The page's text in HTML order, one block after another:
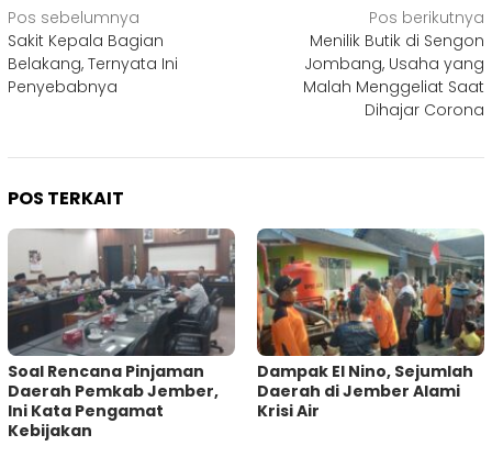
Navigasi
pos
Pos sebelumnya
Sakit Kepala Bagian
Belakang, Ternyata Ini
Penyebabnya
Pos berikutnya
Menilik Butik di Sengon
Jombang, Usaha yang
Malah Menggeliat Saat
Dihajar Corona
POS TERKAIT
‎Soal Rencana Pinjaman
Daerah Pemkab Jember,
Ini Kata Pengamat
Kebijakan ‎
Dampak El Nino, Sejumlah
Daerah di Jember Alami
Krisi Air